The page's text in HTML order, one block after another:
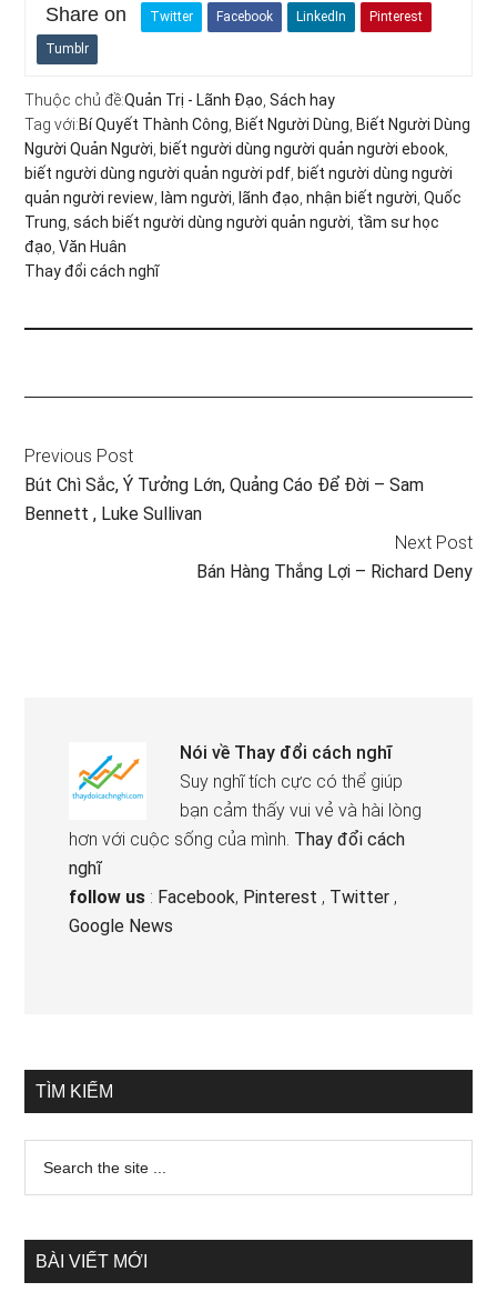
Share on Twitter Facebook LinkedIn Pinterest
Tumblr
Thuộc chủ đề:Quản Trị - Lãnh Đạo ,Sách hay
Tag với:Bí Quyết Thành Công Biết Người Dùng Biết Người Dùng
Người Quản Người biết người dùng người quản người ebook
biết người dùng người quản người pdf biết người dùng người
quản người review
làm người lãnh đạo ,nhận biết người ,Quốc
Trung ,sách biết người dùng người quản người tầm sư học
đạo ,Văn Huân
Thay đổi cách nghĩ
Previous Post
Bút Chì Sắc, Ý Tưởng Lớn, Quảng Cáo Để Đời – Sam
Bennett , Luke Sullivan
Next Post
Bán Hàng Thắng Lợi – Richard Deny
Nói về Thay đổi cách nghĩ
Suy nghĩ tích cực có thể giúp
bạn cảm thấy vui vẻ và hài lòng
hơn với cuộc sống của mình. Thay đổi cách
nghĩ
follow us : Facebook, Pinterest , Twitter ,
Google News
TÌM KIẾM
BÀI VIẾT MỚI